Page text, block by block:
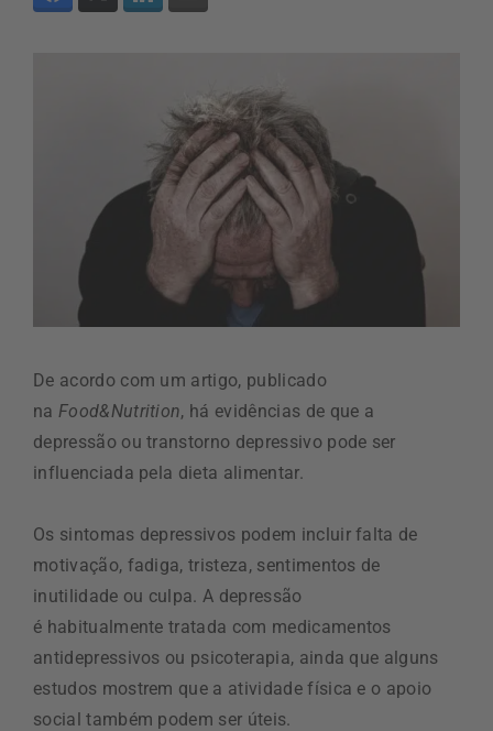
De acordo com um artigo, publicado
na Food&Nutrition, há evidências de que a
depressão ou transtorno depressivo pode ser
influenciada pela dieta alimentar.
Os sintomas depressivos podem incluir falta de
motivação, fadiga, tristeza, sentimentos de
inutilidade ou culpa. A depressão
é habitualmente tratada com medicamentos
antidepressivos ou psicoterapia, ainda que alguns
estudos mostrem que a atividade física e o apoio
social também podem ser úteis.